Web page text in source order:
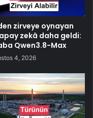
zirveye oynayan
zekâ daha geldi:
Qwen3.8-Max
4, 2026